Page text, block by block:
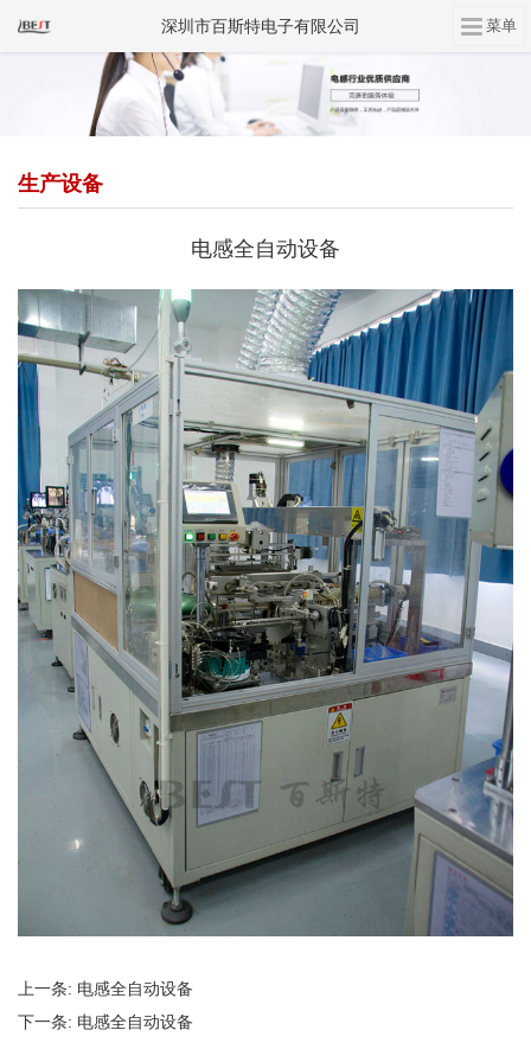
生产设备
电感全自动设备
上一条: 电感全自动设备
下一条: 电感全自动设备
深圳市百斯特电子有限公司